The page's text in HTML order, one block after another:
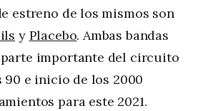
estreno de los mismos son
y Placebo. Ambas bandas
importante del circuito
e inicio de los 2000
para este 2021.